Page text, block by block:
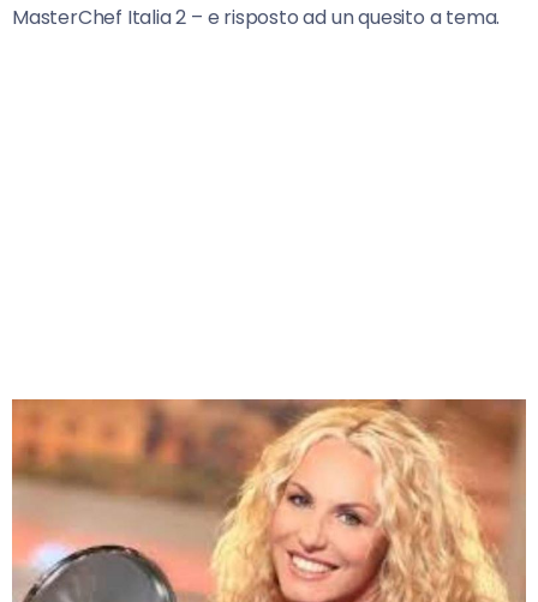
MasterChef Italia 2 – e risposto ad un quesito a tema.